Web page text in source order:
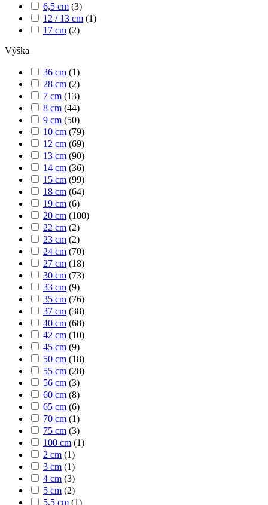
6,5 cm (3)
12 / 13 cm (1)
17 cm (2)
Výška
36 cm (1)
28 cm (2)
7 cm (13)
8 cm (44)
9 cm (50)
10 cm (79)
12 cm (69)
13 cm (90)
14 cm (36)
15 cm (99)
18 cm (64)
19 cm (6)
20 cm (100)
22 cm (2)
23 cm (2)
24 cm (70)
27 cm (18)
30 cm (73)
33 cm (9)
35 cm (76)
37 cm (38)
40 cm (68)
42 cm (10)
45 cm (9)
50 cm (18)
55 cm (28)
56 cm (3)
60 cm (8)
65 cm (6)
70 cm (1)
75 cm (3)
100 cm (1)
2 cm (1)
3 cm (1)
4 cm (3)
5 cm (2)
5,5 cm (1)